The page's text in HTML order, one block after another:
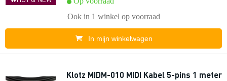
Ook in 1 winkel op voorraad
In mijn winkelwagen
Klotz MIDM-010 MIDI Kabel 5-pins 1 meter